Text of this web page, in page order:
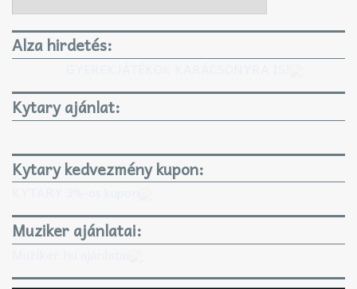
Alza hirdetés:
Kytary ajánlat:
Kytary kedvezmény kupon:
Muziker ajánlatai: